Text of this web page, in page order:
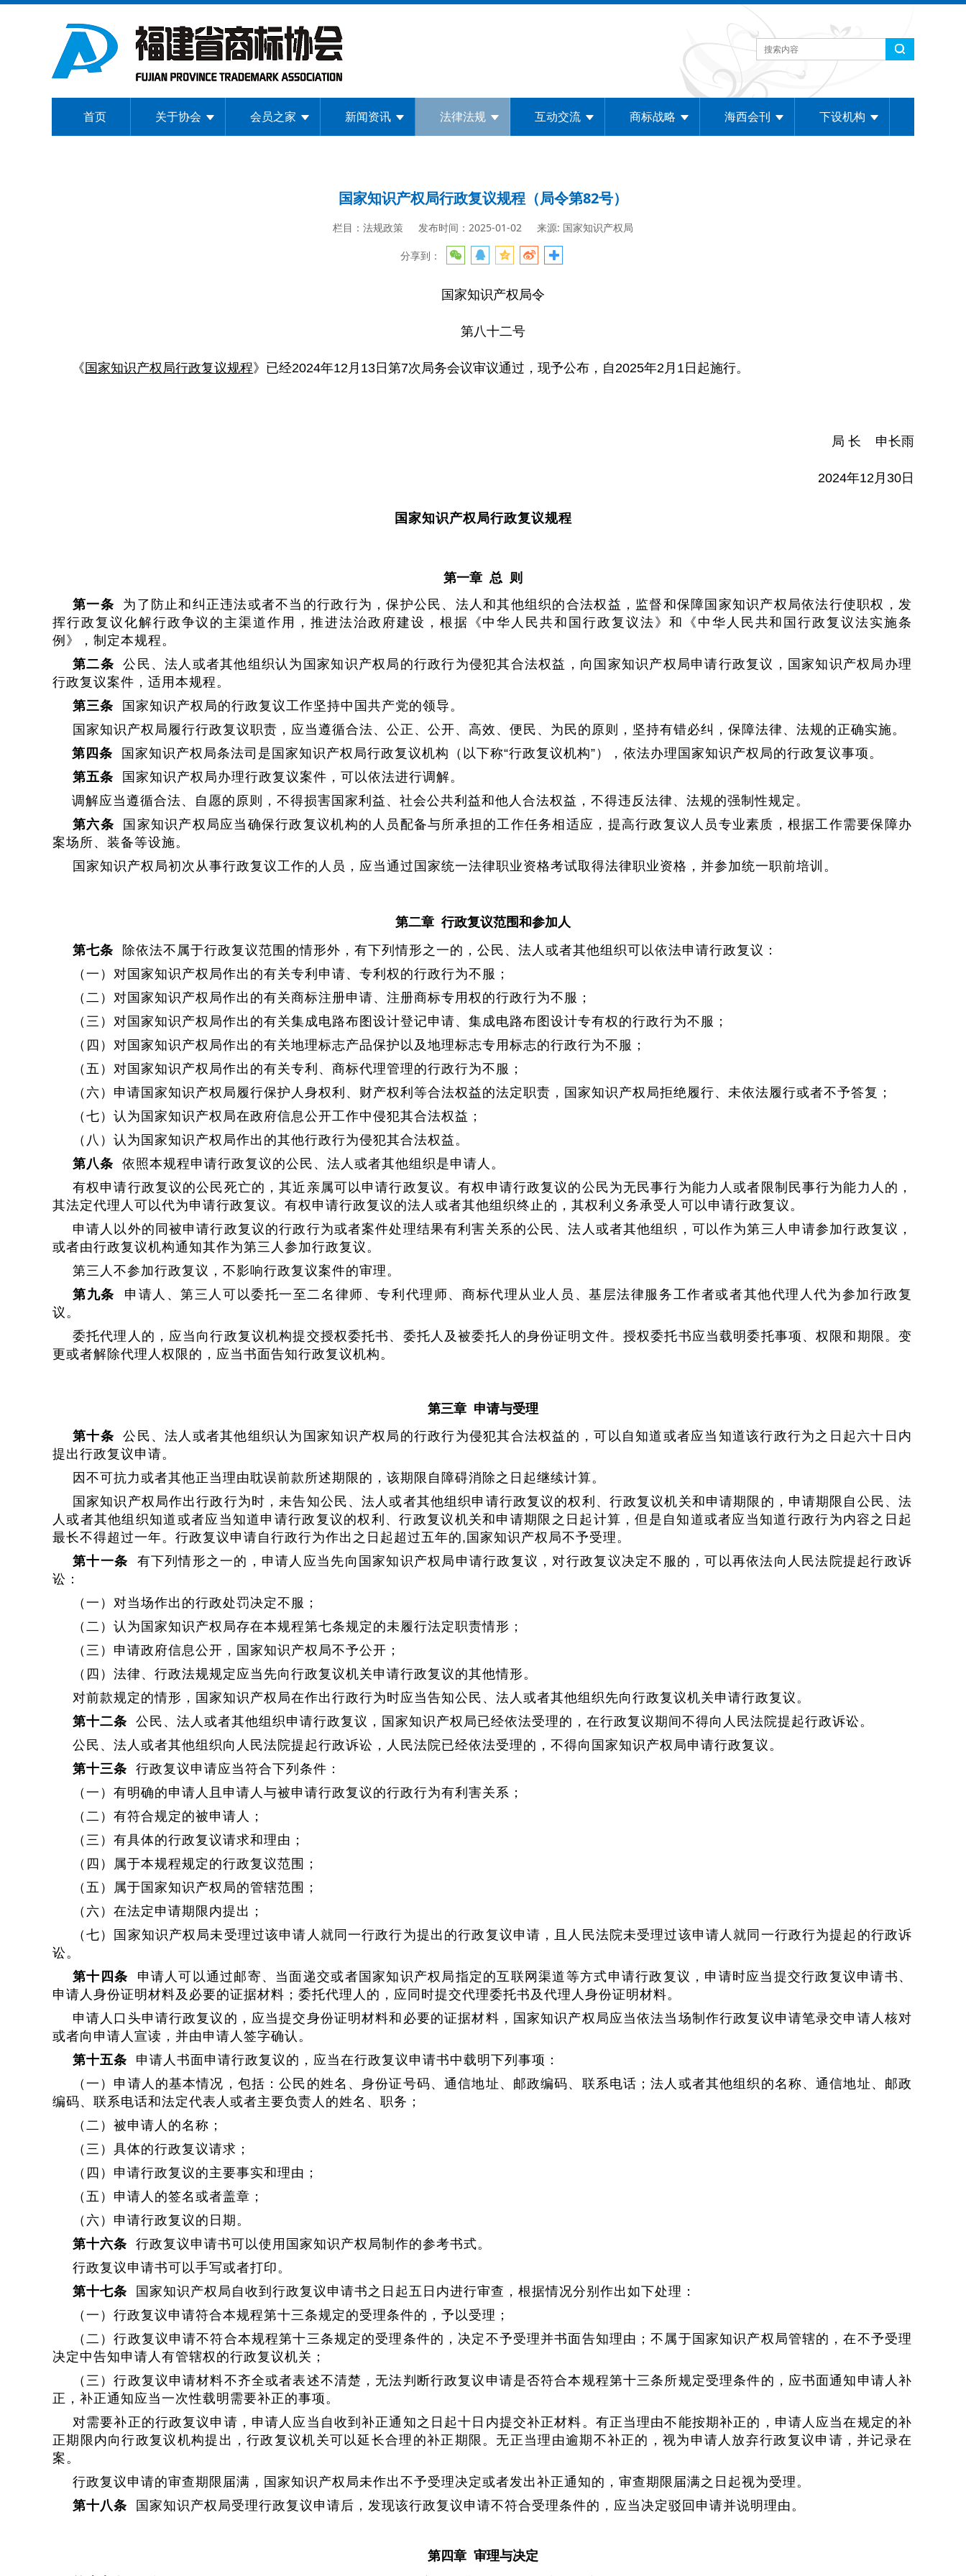
首页 关于协会 会员之家 新闻资讯 法律法规 互动交流 商标战略 海西会刊 下设机构
国家知识产权局行政复议规程（局令第82号）
栏目：法规政策 发布时间：2025-01-02 来源: 国家知识产权局
分享到：
国家知识产权局令
第八十二号
《 国家知识产权局行政复议规程》已经2024年12月13日第7次局务会议审议通过，现予公布，自2025年2月1日起施行。
局 长 申长雨
2024年12月30日
国家知识产权局行政复议规程
第一章 总 则
第一条 为了防止和纠正违法或者不当的行政行为，保护公民、法人和其他组织的合法权益，监督和保障国家知识产权局依法行使职权，发
挥行政复议化解行政争议的主渠道作用，推进法治政府建设，根据《中华人民共和国行政复议法》和《中华人民共和国行政复议法实施条
例》，制定本规程。
第二条 公民、法人或者其他组织认为国家知识产权局的行政行为侵犯其合法权益，向国家知识产权局申请行政复议，国家知识产权局办理
行政复议案件，适用本规程。
第三条 国家知识产权局的行政复议工作坚持中国共产党的领导。
国家知识产权局履行行政复议职责，应当遵循合法、公正、公开、高效、便民、为民的原则，坚持有错必纠，保障法律、法规的正确实施。
第四条 国家知识产权局条法司是国家知识产权局行政复议机构（以下称“行政复议机构”），依法办理国家知识产权局的行政复议事项。
第五条 国家知识产权局办理行政复议案件，可以依法进行调解。
调解应当遵循合法、自愿的原则，不得损害国家利益、社会公共利益和他人合法权益，不得违反法律、法规的强制性规定。
第六条 国家知识产权局应当确保行政复议机构的人员配备与所承担的工作任务相适应，提高行政复议人员专业素质，根据工作需要保障办
案场所、装备等设施。
国家知识产权局初次从事行政复议工作的人员，应当通过国家统一法律职业资格考试取得法律职业资格，并参加统一职前培训。
第二章 行政复议范围和参加人
第七条
除依法不属于行政复议范围的情形外，有下列情形之一的，公民、法人或者其他组织可以依法申请行政复议：
（一）对国家知识产权局作出的有关专利申请、专利权的行政行为不服；
（二）对国家知识产权局作出的有关商标注册申请、注册商标专用权的行政行为不服；
（三）对国家知识产权局作出的有关集成电路布图设计登记申请、集成电路布图设计专有权的行政行为不服；
（四）对国家知识产权局作出的有关地理标志产品保护以及地理标志专用标志的行政行为不服；
（五）对国家知识产权局作出的有关专利、商标代理管理的行政行为不服；
（六）申请国家知识产权局履行保护人身权利、财产权利等合法权益的法定职责，国家知识产权局拒绝履行、未依法履行或者不予答复；
（七）认为国家知识产权局在政府信息公开工作中侵犯其合法权益；
（八）认为国家知识产权局作出的其他行政行为侵犯其合法权益。
第八条 依照本规程申请行政复议的公民、法人或者其他组织是申请人。
有权申请行政复议的公民死亡的，其近亲属可以申请行政复议。有权申请行政复议的公民为无民事行为能力人或者限制民事行为能力人的，
其法定代理人可以代为申请行政复议。有权申请行政复议的法人或者其他组织终止的，其权利义务承受人可以申请行政复议。
申请人以外的同被申请行政复议的行政行为或者案件处理结果有利害关系的公民、法人或者其他组织，可以作为第三人申请参加行政复议，
或者由行政复议机构通知其作为第三人参加行政复议。
第三人不参加行政复议，不影响行政复议案件的审理。
第九条 申请人、第三人可以委托一至二名律师、专利代理师、商标代理从业人员、基层法律服务工作者或者其他代理人代为参加行政复
议。
委托代理人的，应当向行政复议机构提交授权委托书、委托人及被委托人的身份证明文件。授权委托书应当载明委托事项、权限和期限。变
更或者解除代理人权限的，应当书面告知行政复议机构。
第三章 申请与受理
第十条 公民、法人或者其他组织认为国家知识产权局的行政行为侵犯其合法权益的，可以自知道或者应当知道该行政行为之日起六十日内
提出行政复议申请。
因不可抗力或者其他正当理由耽误前款所述期限的，该期限自障碍消除之日起继续计算。
国家知识产权局作出行政行为时，未告知公民、法人或者其他组织申请行政复议的权利、行政复议机关和申请期限的，申请期限自公民、法
人或者其他组织知道或者应当知道申请行政复议的权利、行政复议机关和申请期限之日起计算，但是自知道或者应当知道行政行为内容之日起
最长不得超过一年。行政复议申请自行政行为作出之日起超过五年的,国家知识产权局不予受理。
第十一条 有下列情形之一的，申请人应当先向国家知识产权局申请行政复议，对行政复议决定不服的，可以再依法向人民法院提起行政诉
讼：
（一）对当场作出的行政处罚决定不服；
（二）认为国家知识产权局存在本规程第七条规定的未履行法定职责情形；
（三）申请政府信息公开，国家知识产权局不予公开；
（四）法律、行政法规规定应当先向行政复议机关申请行政复议的其他情形。
对前款规定的情形，国家知识产权局在作出行政行为时应当告知公民、法人或者其他组织先向行政复议机关申请行政复议。
第十二条 公民、法人或者其他组织申请行政复议，国家知识产权局已经依法受理的，在行政复议期间不得向人民法院提起行政诉讼。
公民、法人或者其他组织向人民法院提起行政诉讼，人民法院已经依法受理的，不得向国家知识产权局申请行政复议。
第十三条 行政复议申请应当符合下列条件：
（一）有明确的申请人且申请人与被申请行政复议的行政行为有利害关系；
（二）有符合规定的被申请人；
（三）有具体的行政复议请求和理由；
（四）属于本规程规定的行政复议范围；
（五）属于国家知识产权局的管辖范围；
（六）在法定申请期限内提出；
（七）国家知识产权局未受理过该申请人就同一行政行为提出的行政复议申请，且人民法院未受理过该申请人就同一行政行为提起的行政诉
讼。
第十四条 申请人可以通过邮寄、当面递交或者国家知识产权局指定的互联网渠道等方式申请行政复议，申请时应当提交行政复议申请书、
申请人身份证明材料及必要的证据材料；委托代理人的，应同时提交代理委托书及代理人身份证明材料。
申请人口头申请行政复议的，应当提交身份证明材料和必要的证据材料，国家知识产权局应当依法当场制作行政复议申请笔录交申请人核对
或者向申请人宣读，并由申请人签字确认。
第十五条 申请人书面申请行政复议的，应当在行政复议申请书中载明下列事项：
（一）申请人的基本情况，包括：公民的姓名、身份证号码、通信地址、邮政编码、联系电话；法人或者其他组织的名称、通信地址、邮政
编码、联系电话和法定代表人或者主要负责人的姓名、职务；
（二）被申请人的名称；
（三）具体的行政复议请求；
（四）申请行政复议的主要事实和理由；
（五）申请人的签名或者盖章；
（六）申请行政复议的日期。
第十六条 行政复议申请书可以使用国家知识产权局制作的参考书式。
行政复议申请书可以手写或者打印。
第十七条 国家知识产权局自收到行政复议申请书之日起五日内进行审查，根据情况分别作出如下处理：
（一）行政复议申请符合本规程第十三条规定的受理条件的，予以受理；
（二）行政复议申请不符合本规程第十三条规定的受理条件的，决定不予受理并书面告知理由；不属于国家知识产权局管辖的，在不予受理
决定中告知申请人有管辖权的行政复议机关；
（三）行政复议申请材料不齐全或者表述不清楚，无法判断行政复议申请是否符合本规程第十三条所规定受理条件的，应书面通知申请人补
正，补正通知应当一次性载明需要补正的事项。
对需要补正的行政复议申请，申请人应当自收到补正通知之日起十日内提交补正材料。有正当理由不能按期补正的，申请人应当在规定的补
正期限内向行政复议机构提出，行政复议机关可以延长合理的补正期限。无正当理由逾期不补正的，视为申请人放弃行政复议申请，并记录在
案。
行政复议申请的审查期限届满，国家知识产权局未作出不予受理决定或者发出补正通知的，审查期限届满之日起视为受理。
第十八条 国家知识产权局受理行政复议申请后，发现该行政复议申请不符合受理条件的，应当决定驳回申请并说明理由。
第四章 审理与决定